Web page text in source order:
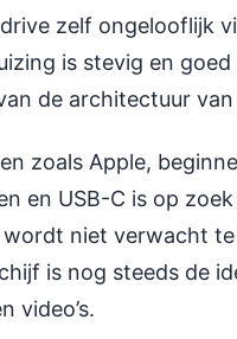
zelf ongelooflijk
is stevig en
de architectuur
zoals Apple,
en USB-C is op
niet verwacht
is nog steeds de
video’s.